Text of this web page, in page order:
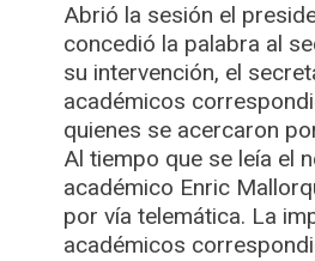
Abrió la sesión el
concedió la palabra al
su intervención, el
académicos
quienes se acercaron
Al tiempo que se leía el
académico Enric
por vía telemática. La
académicos